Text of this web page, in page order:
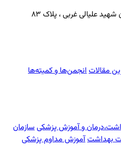
علیالی غربی ، پلاک ۸۳
مقالاتانجمن‌ها و کمیته‌ها
و آموزش پزشکیسازمان
بهداشتآموزش مداوم پزشکی